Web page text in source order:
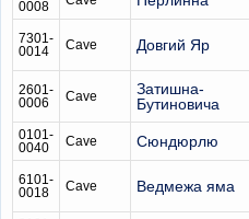
0008
7301-
0014
Cave Довгий Яр
2601-
0006
Cave
Затишна-
Бутиновича
0101-
0040
Cave Сюндюрлю
6101-
0018
Cave Ведмежа яма